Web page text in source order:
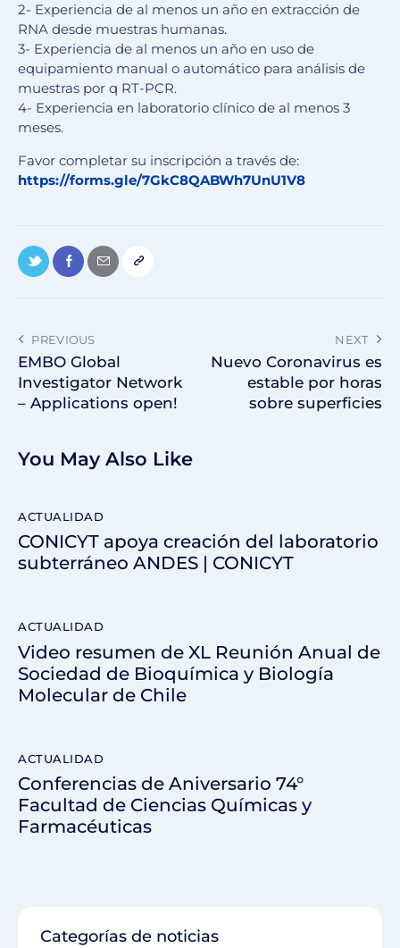
2- Experiencia de al menos un año en extracción de
RNA desde muestras humanas.
3- Experiencia de al menos un año en uso de
equipamiento manual o automático para análisis de
muestras por q RT-PCR.
4- Experiencia en laboratorio clínico de al menos 3
meses.
Favor completar su inscripción a través de:
https://forms.gle/7GkC8QABWh7UnU1V8
PREVIOUS
EMBO Global
Investigator Network
– Applications open!
NEXT
Nuevo Coronavirus es
estable por horas
sobre superficies
You May Also Like
ACTUALIDAD
CONICYT apoya creación del laboratorio
subterráneo ANDES | CONICYT
ACTUALIDAD
Video resumen de XL Reunión Anual de
Sociedad de Bioquímica y Biología
Molecular de Chile
ACTUALIDAD
Conferencias de Aniversario 74°
Facultad de Ciencias Químicas y
Farmacéuticas
Categorías de noticias